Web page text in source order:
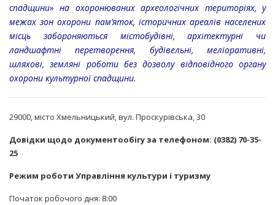
спадщини» на охоронюваних археологічних територіях, у
межах зон охорони пам’яток, історичних ареалів населених
місць забороняються містобудівні, архітектурні чи
ландшафтні перетворення, будівельні, меліоративні,
шляхові, земляні роботи без дозволу відповідного органу
охорони культурної спадщини.
29000, місто Хмельницький, вул. Проскурівська, 30
Довідки щодо документообігу за телефоном: (0382) 70-35-
25
Режим роботи Управління культури і туризму
Початок робочого дня: 8:00